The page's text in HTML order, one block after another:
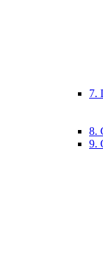
7.
8.
9.